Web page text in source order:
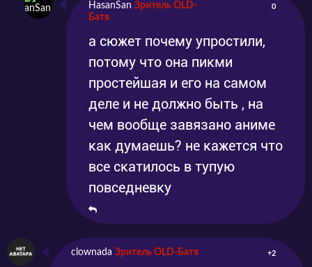
HasanSan Зритель OLD-
Батя
0
а сюжет почему упростили,
потому что она пикми
простейшая и его на самом
деле и не должно быть , на
чем вообще завязано аниме
как думаешь? не кажется что
все скатилось в тупую
повседневку
clownada Зритель OLD-Батя +2